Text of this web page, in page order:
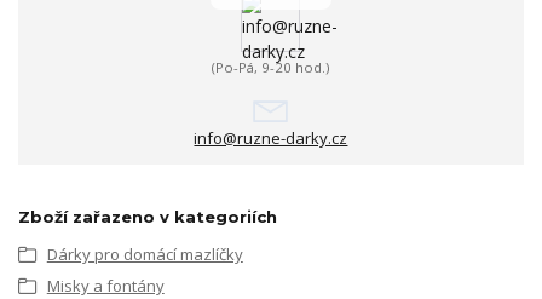
(Po-Pá, 9-20 hod.)
info@ruzne-darky.cz
Zboží zařazeno v kategoriích
Dárky pro domácí mazlíčky
Misky a fontány